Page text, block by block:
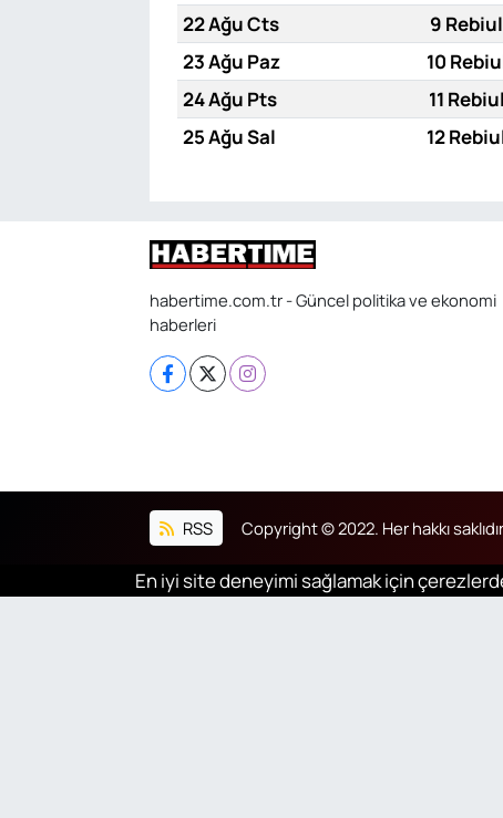
22 Ağu Cts
9
23 Ağu Paz
10
24 Ağu Pts
11
25 Ağu Sal
12
habertime.com.tr - Güncel politika ve ekonomi
haberleri
RSS Copyright © 2022. Her hakkı
En iyi site deneyimi sağlamak için